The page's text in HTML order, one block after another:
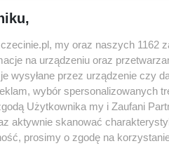
my oraz naszych 1162
na urządzeniu oraz
wysyłane przez urządzenie czy
wybór spersonalizowanych
Użytkownika my i Zaufani
aktywnie skanować
prosimy o zgodę na